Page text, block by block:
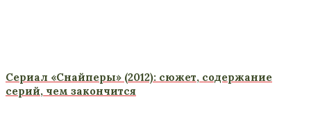
Сериал «Снайперы» (2012): сюжет, содержание
серий, чем закончится